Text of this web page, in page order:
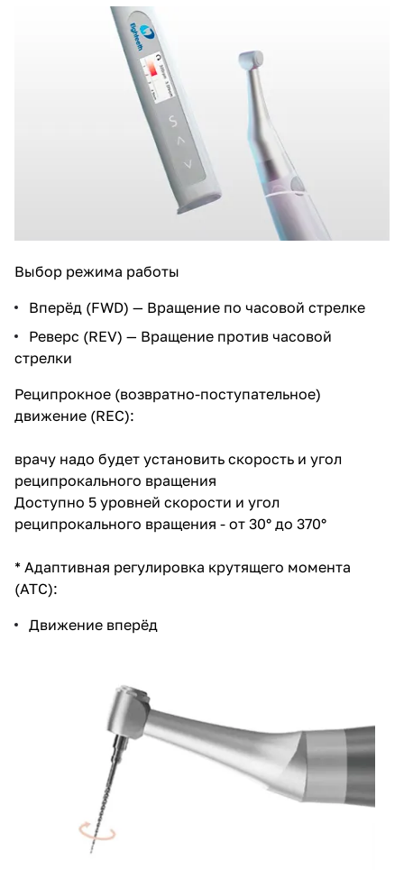
Выбор режима работы
Вперёд (FWD) — Вращение по часовой стрелке
Реверс (REV) — Вращение против часовой
стрелки
Реципрокное (возвратно-поступательное)
движение (REC):
врачу надо будет установить скорость и угол
реципрокального вращения
Доступно 5 уровней скорости и угол
реципрокального вращения - от 30° до 370°
* Адаптивная регулировка крутящего момента
(ATC):
Движение вперёд